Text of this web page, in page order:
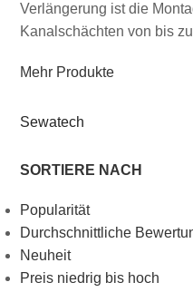
Verlängerung ist die
Kanalschächten von bis
Mehr Produkte
Sewatech
SORTIERE NACH
Popularität
Durchschnittliche
Neuheit
Preis niedrig bis hoch